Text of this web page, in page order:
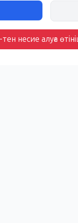
несие алуға